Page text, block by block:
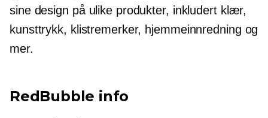
sine design på ulike produkter, inkludert klær,
kunsttrykk, klistremerker, hjemmeinnredning og
mer.
RedBubble info